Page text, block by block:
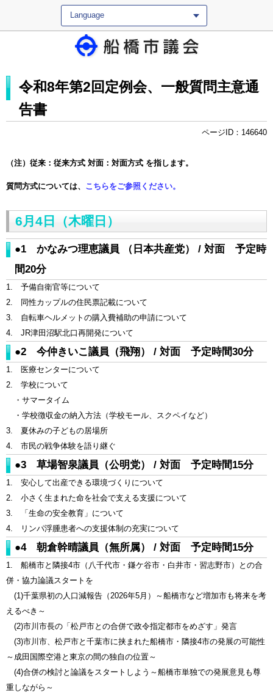
Language
令和8年第2回定例会、一般質問主意通
告書
ページID：146640
（注）従来：従来方式 対面：対面方式 を指します。
質問方式については、 こちらをご参照ください。
6月4日（木曜日）
●1 かなみつ理恵議員 （日本共産党） / 対面 予定時
間20分
1. 予備自衛官等について
2. 同性カップルの住民票記載について
3. 自転車ヘルメットの購入費補助の申請について
4. JR津田沼駅北口再開発について
●2 今仲きいこ議員（飛翔） / 対面 予定時間30分
1. 医療センターについて
2. 学校について
・サマータイム
・学校徴収金の納入方法（学校モール、スクペイなど）
3. 夏休みの子どもの居場所
4. 市民の戦争体験を語り継ぐ
●3 草場智泉議員（公明党） / 対面 予定時間15分
1. 安心して出産できる環境づくりについて
2. 小さく生まれた命を社会で支える支援について
3. 「生命の安全教育」について
4. リンパ浮腫患者への支援体制の充実について
●4 朝倉幹晴議員（無所属） / 対面 予定時間15分
1. 船橋市と隣接4市（八千代市・鎌ケ谷市・白井市・習志野市）との合
併・協力論議スタートを
(1)千葉県初の人口減報告（2026年5月）～船橋市など増加市も将来を考
えるべき～
(2)市川市長の「松戸市との合併で政令指定都市をめざす」発言
(3)市川市、松戸市と千葉市に挟まれた船橋市・隣接4市の発展の可能性
～成田国際空港と東京の間の独自の位置～
(4)合併の検討と論議をスタートしよう～船橋市単独での発展意見も尊
重しながら～